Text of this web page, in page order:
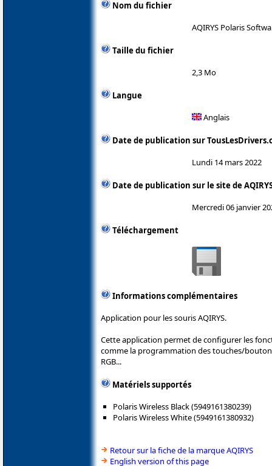
Nom du fichier
AQIRYS Polaris
Taille du fichier
2,3 Mo
Langue
Anglais
Date de publication sur
Lundi 14 mars 2022
Date de publication sur le site de
Mercredi 06 janvier
Téléchargement
Informations complémentaires
Application pour les souris AQIRYS.
Cette application permet de configurer les
comme la programmation des touches/
RGB...
Matériels supportés
Polaris Wireless Black (5949161380239)
Polaris Wireless White (5949161380932)
Retour sur la fiche de la marque AQIRYS
English version of this page